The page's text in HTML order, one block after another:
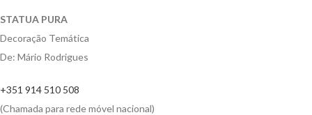
STATUA PURA
Decoração Temática
De: Mário Rodrigues
+351 914 510 508
(Chamada para rede móvel nacional)